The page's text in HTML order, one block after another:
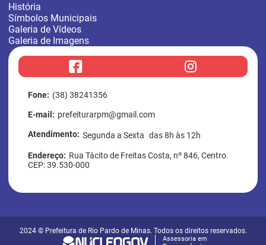
História
Símbolos Municipais
Galeria de Vídeos
Galeria de Imagens
f
a
c
b
k
n
s
Fone: (38) 38241356
E-mail: prefeiturarpm@gmail.com
Atendimento: Segunda a Sexta das 8h às 12h
Endereço: Rua Tácito de Freitas Costa, nº 846, Centro.
CEP: 39.530-000
2024 © Prefeitura de Rio Pardo de Minas. Todos os direitos reservados.
Assessoria em